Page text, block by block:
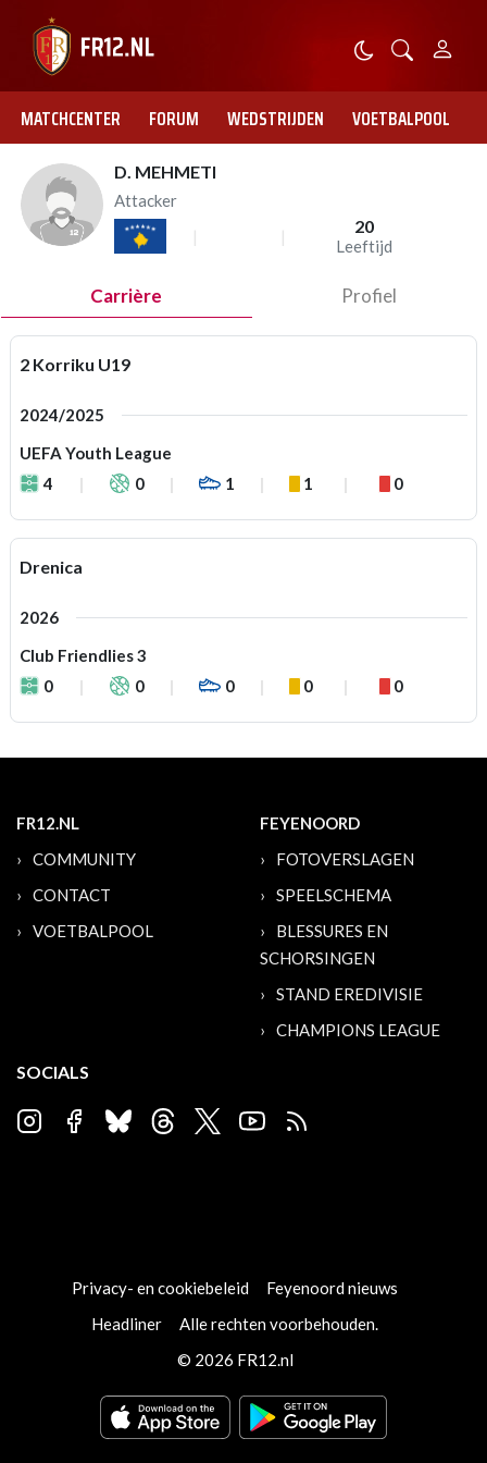
MATCHCENTER FORUM WEDSTRIJDEN VOETBALPOOL
D. MEHMETI
Attacker
20
Leeftijd
Carrière Profiel
2 Korriku U19
2024/2025
UEFA Youth League
4
0 1 1 0
Drenica
2026
Club Friendlies 3
0
0 0 0 0
FR12.NL
COMMUNITY
CONTACT
VOETBALPOOL
FEYENOORD
FOTOVERSLAGEN
SPEELSCHEMA
BLESSURES EN
SCHORSINGEN
STAND EREDIVISIE
CHAMPIONS LEAGUE
SOCIALS
Privacy- en cookiebeleid
Feyenoord nieuws
Headliner
Alle rechten voorbehouden.
© 2026 FR12.nl